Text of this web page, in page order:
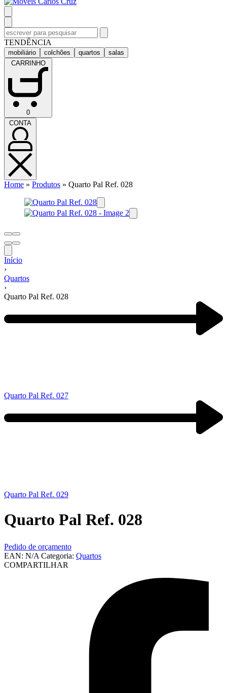
Pesquisar
por:
TENDÊNCIA
mobiliário colchões quartos
salas
CARRINHO
0CARRINHO
(0)
CONTA
CONTA
Home » Produtos » Quarto Pal Ref. 028
Início
›
Quartos
›
Quarto Pal Ref. 028
de
produtos
Quarto Pal Ref. 027
Quarto Pal Ref. 029
Quarto Pal Ref. 028
Pedido de orçamento
EAN: N/A Categoria: Quartos
COMPARTILHAR